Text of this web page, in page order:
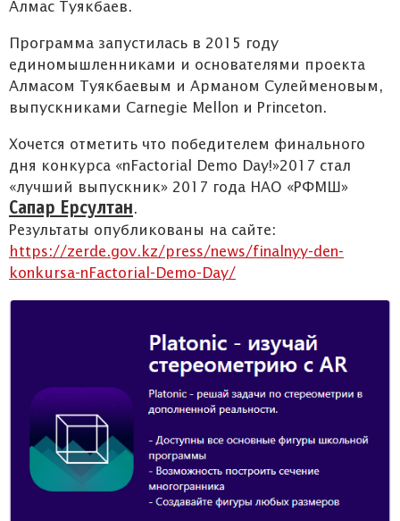
Алмас Туякбаев.
Программа запустилась в 2015 году
единомышленниками и основателями проекта
Алмасом Туякбаевым и Арманом Сулейменовым,
выпускниками Carnegie Mellon и Princeton.
Хочется отметить что победителем финального
дня конкурса «nFactorial Demo Day!»2017 стал
«лучший выпускник» 2017 года НАО «РФМШ»
Сапар Ерсултан .
Результаты опубликованы на сайте:
https://zerde.gov.kz/press/news/finalnyy-den-
konkursa-nFactorial-Demo-Day/